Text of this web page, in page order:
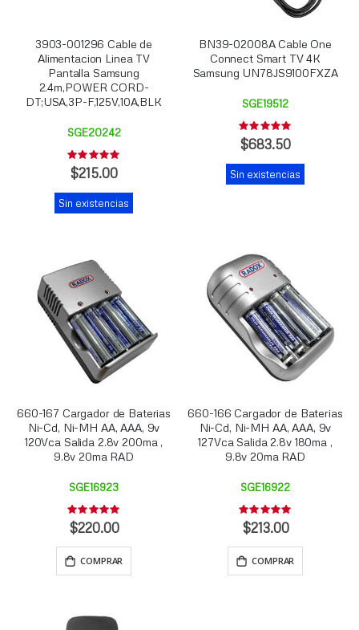
3903-001296 Cable de
Alimentacion Linea TV
Pantalla Samsung
2.4m,POWER CORD-
DT;USA,3P-F,125V,10A,BLK
SGE20242
Rating:
0%
$215.00
Sin existencias
BN39-02008A Cable One
Connect Smart TV 4K
Samsung UN78JS9100FXZA
SGE19512
Rating:
0%
$683.50
Sin existencias
660-167 Cargador de Baterias
Ni-Cd, Ni-MH AA, AAA, 9v
120Vca Salida 2.8v 200ma ,
9.8v 20ma RAD
SGE16923
Rating:
0%
$220.00
COMPRAR
660-166 Cargador de Baterias
Ni-Cd, Ni-MH AA, AAA, 9v
127Vca Salida 2.8v 180ma ,
9.8v 20ma RAD
SGE16922
Rating:
0%
$213.00
COMPRAR